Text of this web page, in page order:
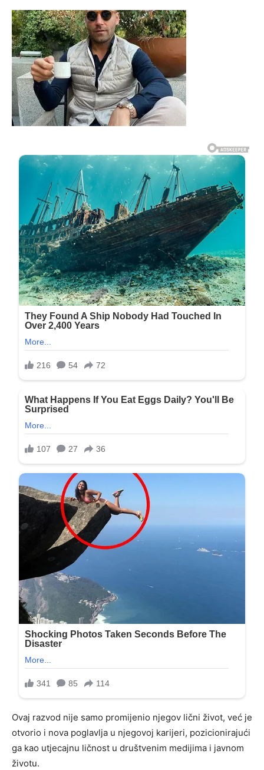
Ovaj razvod nije samo promijenio njegov lični život, već je
otvorio i nova poglavlja u njegovoj karijeri, pozicionirajući
ga kao utjecajnu ličnost u društvenim medijima i javnom
životu.